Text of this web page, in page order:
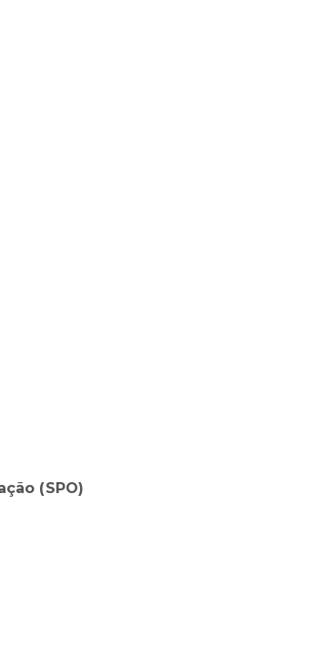
(SPO)